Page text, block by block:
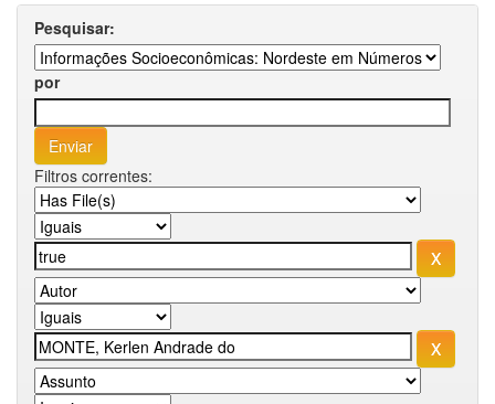
Pesquisar:
por
Filtros correntes: